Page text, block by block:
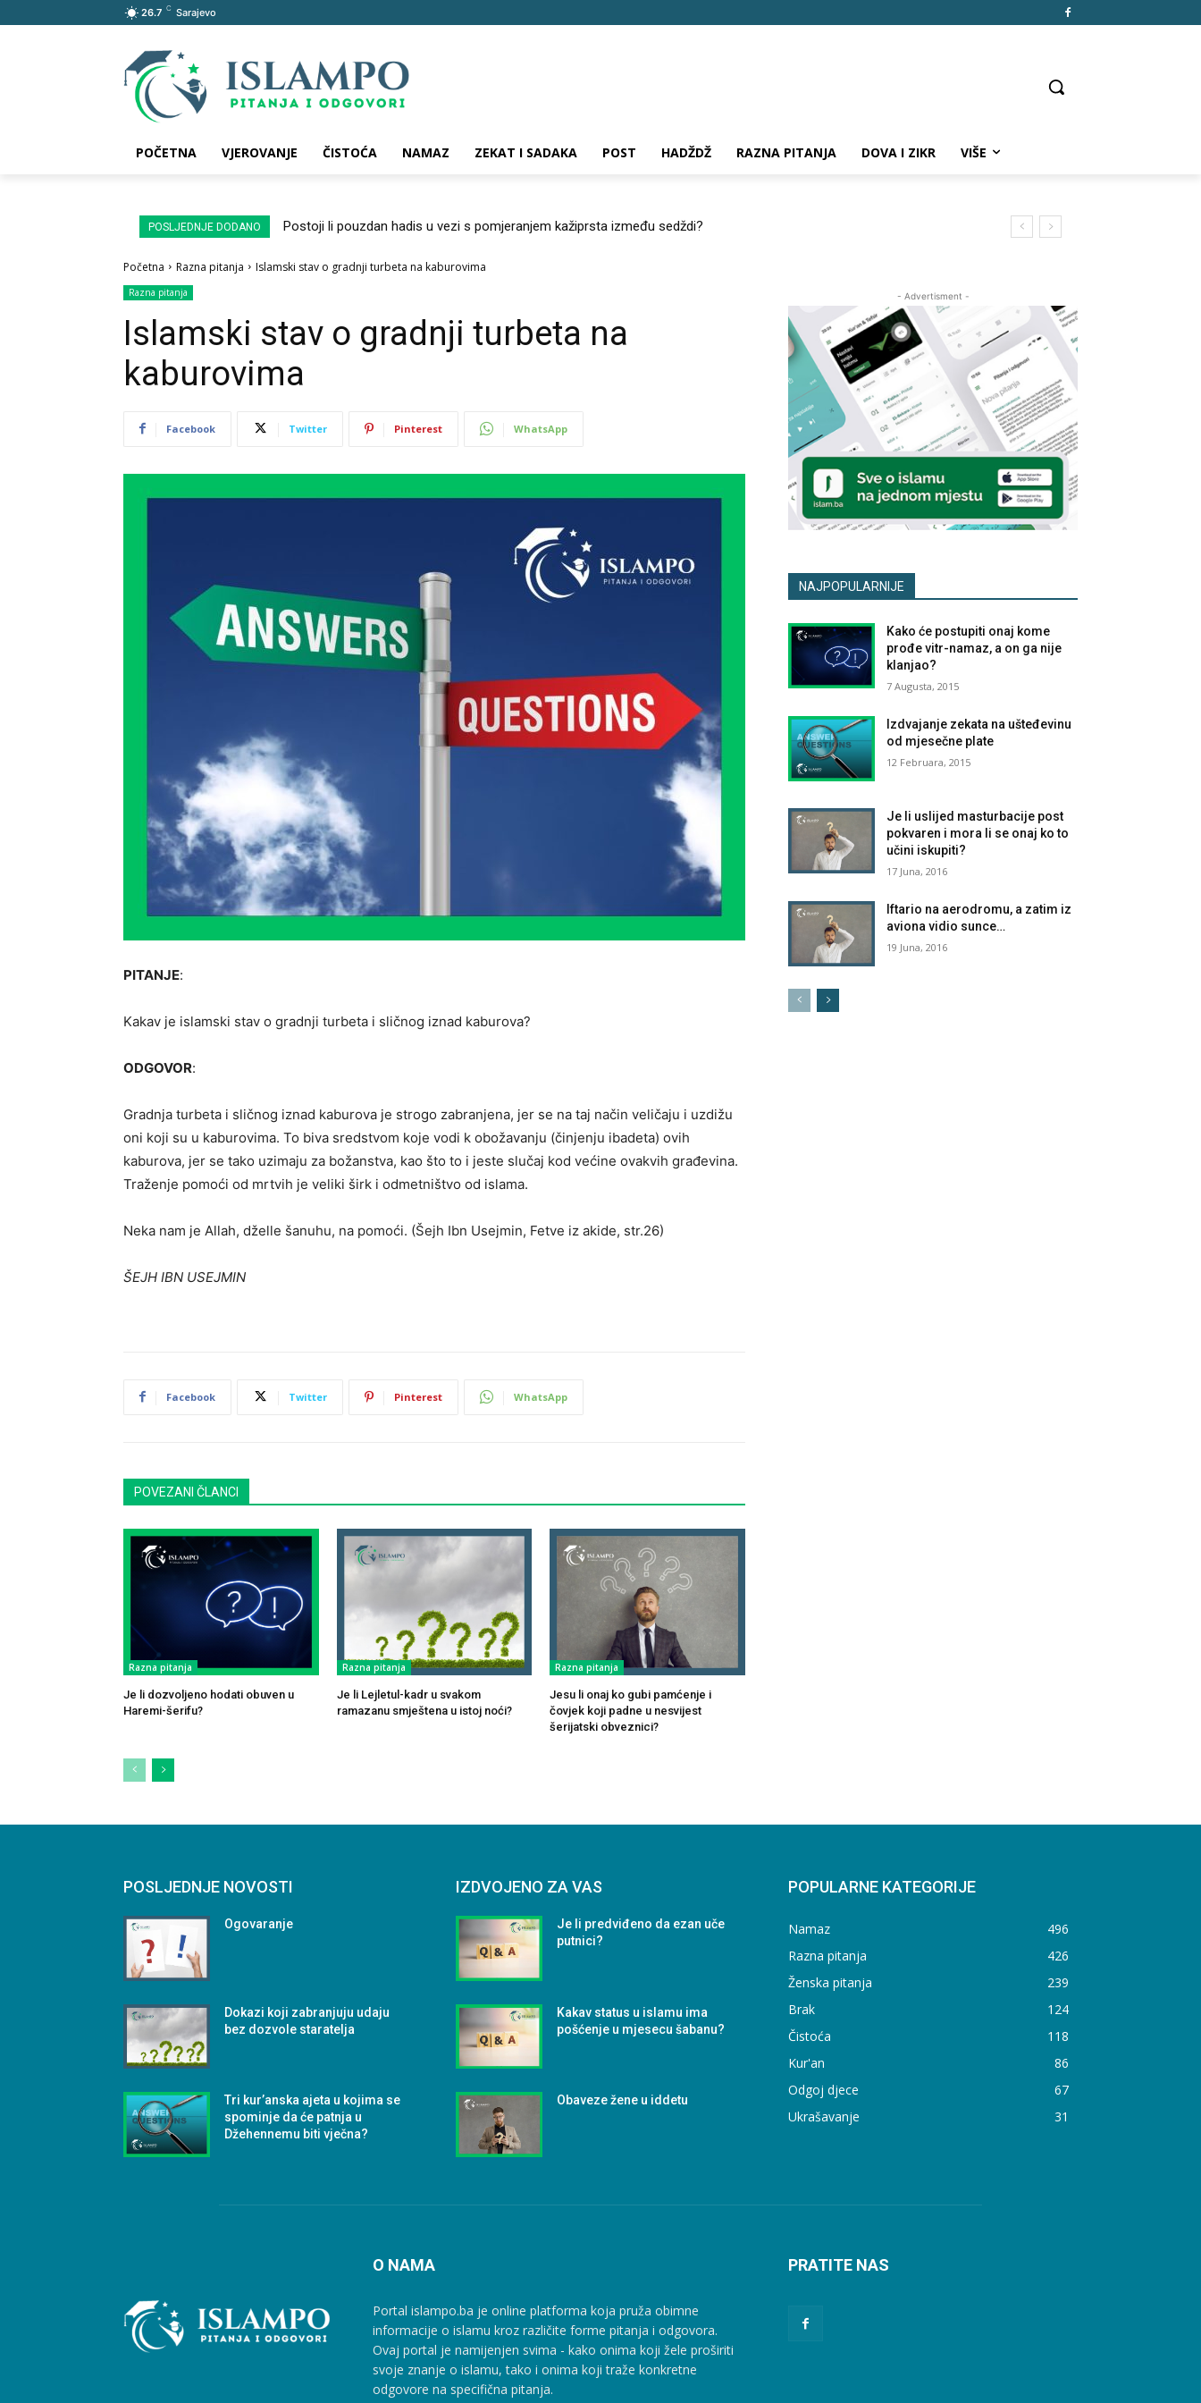
26.7 C Sarajevo
POČETNA VJEROVANJE ČISTOĆA NAMAZ ZEKAT I SADAKA POST HADŽDŽ RAZNA PITANJA DOVA I ZIKR VIŠE
POSLJEDNJE DODANO Postoji li pouzdan hadis u vezi s pomjeranjem kažiprsta između sedždi?
Početna Razna pitanja Islamski stav o gradnji turbeta na kaburovima
Razna pitanja
Islamski stav o gradnji turbeta na
kaburovima
Facebook Twitter Pinterest WhatsApp
PITANJE:
Kakav je islamski stav o gradnji turbeta i sličnog iznad kaburova?
ODGOVOR:
Gradnja turbeta i sličnog iznad kaburova je strogo zabranjena, jer se na taj način veličaju i uzdižu
oni koji su u kaburovima. To biva sredstvom koje vodi k obožavanju (činjenju ibadeta) ovih
kaburova, jer se tako uzimaju za božanstva, kao što to i jeste slučaj kod većine ovakvih građevina.
Traženje pomoći od mrtvih je veliki širk i odmetništvo od islama.
Neka nam je Allah, dželle šanuhu, na pomoći. (Šejh Ibn Usejmin, Fetve iz akide, str.26)
ŠEJH IBN USEJMIN
Facebook Twitter Pinterest WhatsApp
POVEZANI ČLANCI
Razna pitanja
Je li dozvoljeno hodati obuven u
Haremi-šerifu?
Razna pitanja
Je li Lejletul-kadr u svakom
ramazanu smještena u istoj noći?
Razna pitanja
Jesu li onaj ko gubi pamćenje i
čovjek koji padne u nesvijest
šerijatski obveznici?
- Advertisment -
NAJPOPULARNIJE
Kako će postupiti onaj kome
prođe vitr-namaz, a on ga nije
klanjao?
7 Augusta, 2015
Izdvajanje zekata na ušteđevinu
od mjesečne plate
12 Februara, 2015
Je li uslijed masturbacije post
pokvaren i mora li se onaj ko to
učini iskupiti?
17 Juna, 2016
Iftario na aerodromu, a zatim iz
aviona vidio sunce…
19 Juna, 2016
POSLJEDNJE NOVOSTI
Ogovaranje
Dokazi koji zabranjuju udaju
bez dozvole staratelja
Tri kur’anska ajeta u kojima se
spominje da će patnja u
Džehennemu biti vječna?
IZDVOJENO ZA VAS
Je li predviđeno da ezan uče
putnici?
Kakav status u islamu ima
pošćenje u mjesecu šabanu?
Obaveze žene u iddetu
POPULARNE KATEGORIJE
Namaz
496
Razna pitanja
426
Ženska pitanja
239
Brak
124
Čistoća
118
Kur'an
86
Odgoj djece
67
Ukrašavanje
31
O NAMA
Portal islampo.ba je online platforma koja pruža obimne
informacije o islamu kroz različite forme pitanja i odgovora.
Ovaj portal je namijenjen svima - kako onima koji žele proširiti
svoje znanje o islamu, tako i onima koji traže konkretne
odgovore na specifična pitanja.
PRATITE NAS